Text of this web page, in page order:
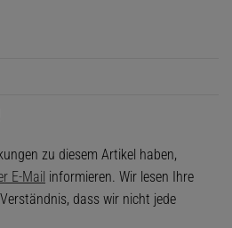
zu diesem Artikel haben,
E-Mail informieren. Wir lesen Ihre
dass wir nicht jede